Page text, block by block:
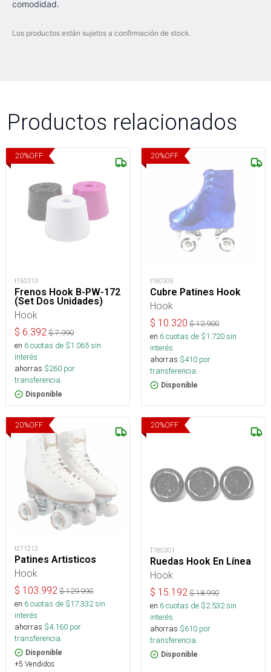
comodidad.
Los productos están sujetos a confirmación de stock.
Productos relacionados
20%OFF
t150313
Frenos Hook B-PW-172
(Set Dos Unidades)
Hook
$ 6.392 $7.990
en 6cuotas de $1.065sin
interés
ahorras $260 por
transferencia.
Disponible
20%OFF
t180305
Cubre Patines Hook
Hook
$ 10.320 $12.900
en 6cuotas de $1.720sin
interés
ahorras $410 por
transferencia.
Disponible
20%OFF
t271213
Patines Artisticos
Hook
$ 103.992 $129.990
en 6cuotas de $17.332sin
interés
ahorras $4.160 por
transferencia.
Disponible
+5 Vendidos
20%OFF
T180301
Ruedas Hook En Línea
Hook
$ 15.192 $18.990
en 6cuotas de $2.532sin
interés
ahorras $610 por
transferencia.
Disponible